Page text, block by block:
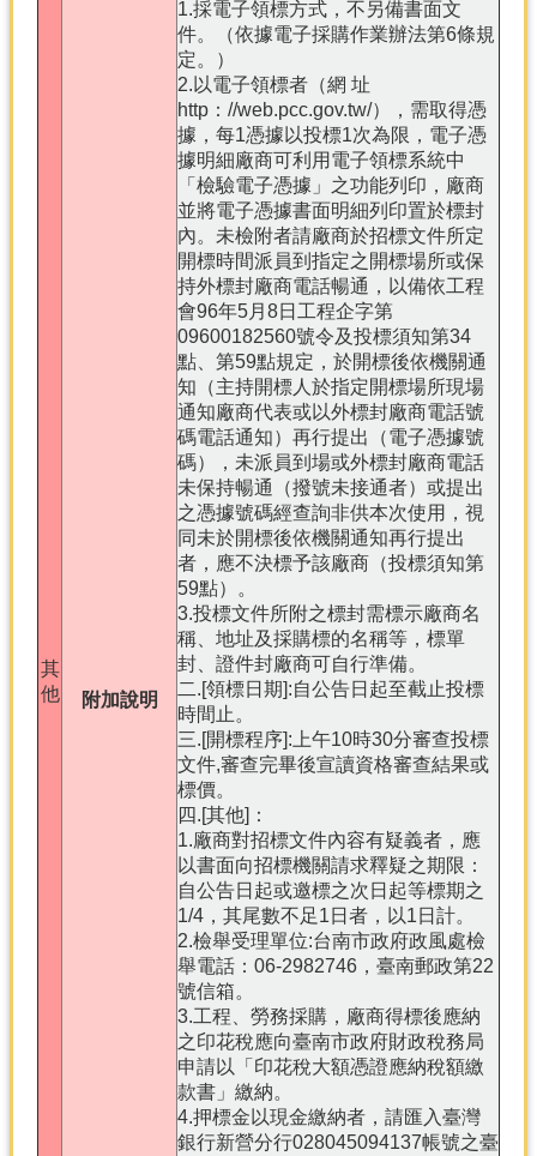
其
他
附加說明
1.採電子領標方式，不另備書面文
件。（依據電子採購作業辦法第6條規
定。）
2.以電子領標者（網 址
http：//web.pcc.gov.tw/），需取得憑
據，每1憑據以投標1次為限，電子憑
據明細廠商可利用電子領標系統中
「檢驗電子憑據」之功能列印，廠商
並將電子憑據書面明細列印置於標封
內。未檢附者請廠商於招標文件所定
開標時間派員到指定之開標場所或保
持外標封廠商電話暢通，以備依工程
會96年5月8日工程企字第
09600182560號令及投標須知第34
點、第59點規定，於開標後依機關通
知（主持開標人於指定開標場所現場
通知廠商代表或以外標封廠商電話號
碼電話通知）再行提出（電子憑據號
碼），未派員到場或外標封廠商電話
未保持暢通（撥號未接通者）或提出
之憑據號碼經查詢非供本次使用，視
同未於開標後依機關通知再行提出
者，應不決標予該廠商（投標須知第
59點）。
3.投標文件所附之標封需標示廠商名
稱、地址及採購標的名稱等，標單
封、證件封廠商可自行準備。
二.[領標日期]:自公告日起至截止投標
時間止。
三.[開標程序]:上午10時30分審查投標
文件,審查完畢後宣讀資格審查結果或
標價。
四.[其他]：
1.廠商對招標文件內容有疑義者，應
以書面向招標機關請求釋疑之期限：
自公告日起或邀標之次日起等標期之
1/4，其尾數不足1日者，以1日計。
2.檢舉受理單位:台南市政府政風處檢
舉電話：06-2982746，臺南郵政第22
號信箱。
3.工程、勞務採購，廠商得標後應納
之印花稅應向臺南市政府財政稅務局
申請以「印花稅大額憑證應納稅額繳
款書」繳納。
4.押標金以現金繳納者，請匯入臺灣
銀行新營分行028045094137帳號之臺